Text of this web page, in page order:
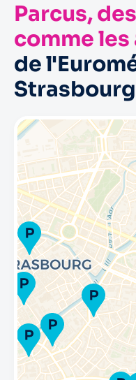
Parcus,
comme les
de
Strasbourg